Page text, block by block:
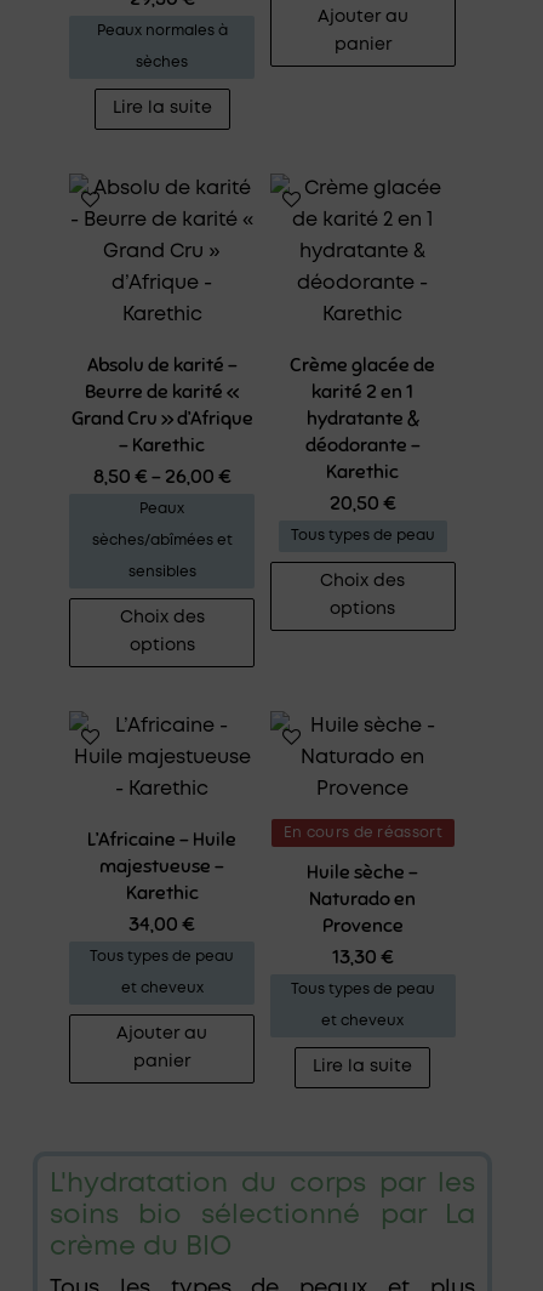
Peaux normales à
sèches
Lire la suite
Ajouter au
panier
Absolu de karité –
Beurre de karité «
Grand Cru » d’Afrique
– Karethic
8,50 €– 26,00 €
Peaux
sèches/abîmées et
sensibles
Choix des
options
Ce
produit
variations.
options
peuvent
être
choisies
Crème glacée de
karité 2 en 1
hydratante &
déodorante –
Karethic
20,50 €
Tous types de peau
Choix des
options
Ce
choisies
L’Africaine – Huile
majestueuse –
Karethic
34,00€
Tous types de peau
et cheveux
Ajouter au
panier
En cours de réassort
Huile sèche –
Naturado en
Provence
13,30 €
Tous types de peau
et cheveux
Lire la suite
L'hydratation du corps par les
soins bio sélectionné par La
crème du BIO